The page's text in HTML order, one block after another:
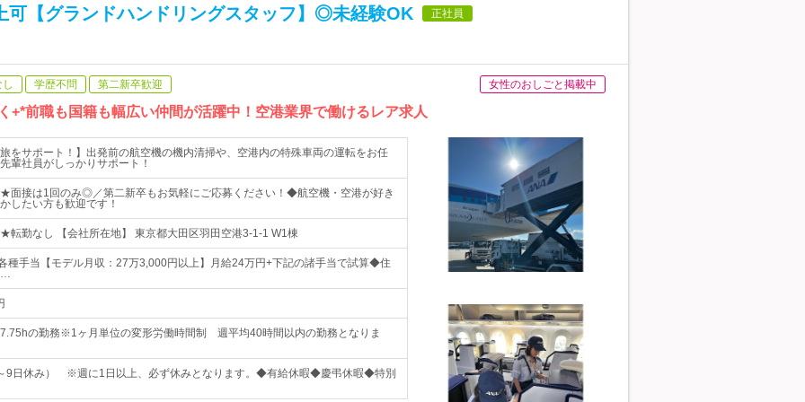
可【グランドハンドリングスタッフ】◎未経験OK 正社員
学歴不問 第二新卒歓迎 女性のおしごと掲載中
+*前職も国籍も幅広い仲間が活躍中！空港業界で働けるレア求人
をサポート！】出発前の航空機の機内清掃や、空港内の特殊車両の運転をお任
輩社員がしっかりサポート！
面接は1回のみ◎／第二新卒もお気軽にご応募ください！◆航空機・空港が好き
したい方も歓迎です！
勤なし 【会社所在地】 東京都大田区羽田空港3-1-1 W1棟
種手当【モデル月収：27万3,000円以上】月給24万円+下記の諸手当で試算◆住
…
の勤務※1ヶ月単位の変形労働時間制 週平均40時間以内の勤務となりま
9日休み） ※週に1日以上、必ず休みとなります。◆有給休暇◆慶弔休暇◆特別